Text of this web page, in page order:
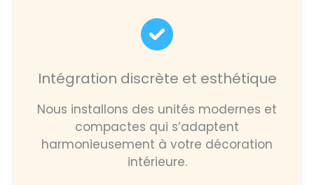
Intégration discrète et esthétique
Nous installons des unités modernes et
compactes qui s’adaptent
harmonieusement à votre décoration
intérieure.